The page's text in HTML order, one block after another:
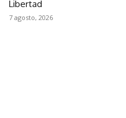
Libertad
7 agosto, 2026